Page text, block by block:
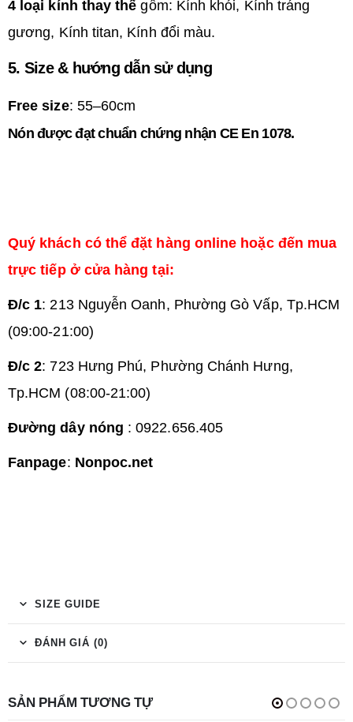
4 loại kính thay thế gồm: Kính khói, Kính tráng
gương, Kính titan, Kính đổi màu.
5. Size & hướng dẫn sử dụng
Free size: 55–60cm
Nón được đạt chuẩn chứng nhận CE En 1078.
Quý khách có thể đặt hàng online hoặc đến mua
trực tiếp ở cửa hàng tại:
Đ/c 1: 213 Nguyễn Oanh, Phường Gò Vấp, Tp.HCM
(09:00-21:00)
Đ/c 2: 723 Hưng Phú, Phường Chánh Hưng,
Tp.HCM (08:00-21:00)
Đường dây nóng : 0922.656.405
Fanpage: Nonpoc.net
SIZE GUIDE
ĐÁNH GIÁ (0)
SẢN PHẨM TƯƠNG TỰ